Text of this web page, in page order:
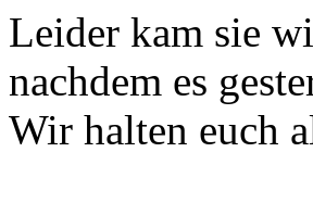
Leider kam sie
nachdem es
Wir halten euch